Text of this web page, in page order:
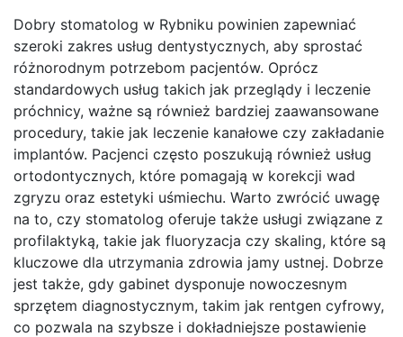
Dobry stomatolog w Rybniku powinien zapewniać
szeroki zakres usług dentystycznych, aby sprostać
różnorodnym potrzebom pacjentów. Oprócz
standardowych usług takich jak przeglądy i leczenie
próchnicy, ważne są również bardziej zaawansowane
procedury, takie jak leczenie kanałowe czy zakładanie
implantów. Pacjenci często poszukują również usług
ortodontycznych, które pomagają w korekcji wad
zgryzu oraz estetyki uśmiechu. Warto zwrócić uwagę
na to, czy stomatolog oferuje także usługi związane z
profilaktyką, takie jak fluoryzacja czy skaling, które są
kluczowe dla utrzymania zdrowia jamy ustnej. Dobrze
jest także, gdy gabinet dysponuje nowoczesnym
sprzętem diagnostycznym, takim jak rentgen cyfrowy,
co pozwala na szybsze i dokładniejsze postawienie